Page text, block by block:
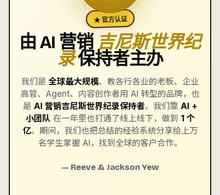
✦
★ 官方认证
由 AI 营销 吉尼斯世界纪
录保持者主办
我们是 全球最大规模、教各行各业的老板、企业
高管、Agent、内容创作者用 AI 转型的品牌，也
是 AI 营销吉尼斯世界纪录保持者。我们靠 AI +
小团队在一年里也打通了线上线下，做到 1 个
亿。期间，我们也把总结的经验系统分享给上万
名学生掌握 AI，找到全球的客户合作。
— Reeve & Jackson Yew